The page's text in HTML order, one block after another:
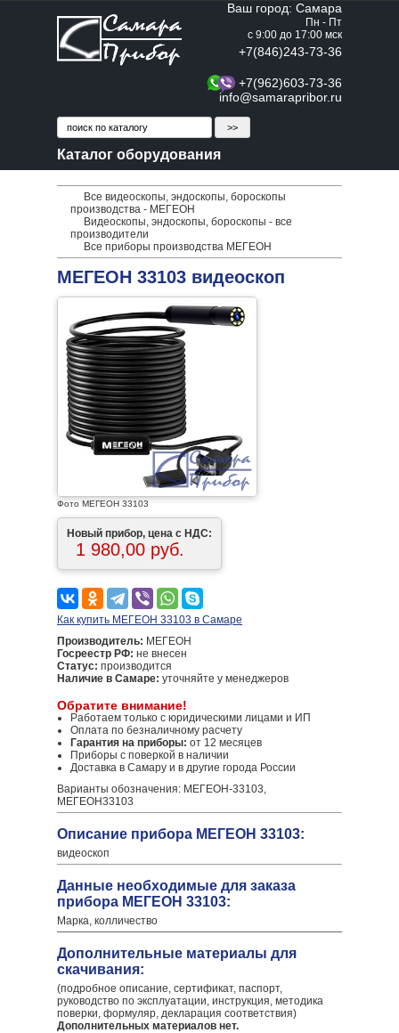
Ваш город: Самара
Пн - Пт
с 9:00 до 17:00 мск
+7(846)243-73-36
+7(962)603-73-36
info@samarapribor.ru
Каталог оборудования
Все видеоскопы, эндоскопы, бороскопы
производства - МЕГЕОН
Видеоскопы, эндоскопы, бороскопы - все
производители
Все приборы производства МЕГЕОН
МЕГЕОН 33103 видеоскоп
Фото МЕГЕОН 33103
Новый прибор, цена с НДС:
1 980,00 руб.
Как купить МЕГЕОН 33103 в Самаре
Производитель: МЕГЕОН
Госреестр РФ: не внесен
Статус: производится
Наличие в Самаре: уточняйте у менеджеров
Обратите внимание!
Работаем только с юридическими лицами и ИП
Оплата по безналичному расчету
Гарантия на приборы: от 12 месяцев
Приборы с поверкой в наличии
Доставка в Самару и в другие города России
Варианты обозначения: МЕГЕОН-33103,
МЕГЕОН33103
Описание прибора МЕГЕОН 33103:
видеоскоп
Данные необходимые для заказа
прибора МЕГЕОН 33103:
Марка, колличество
Дополнительные материалы для
скачивания:
(подробное описание, сертификат, паспорт,
руководство по эксплуатации, инструкция, методика
поверки, формуляр, декларация соответствия)
Дополнительных материалов нет.